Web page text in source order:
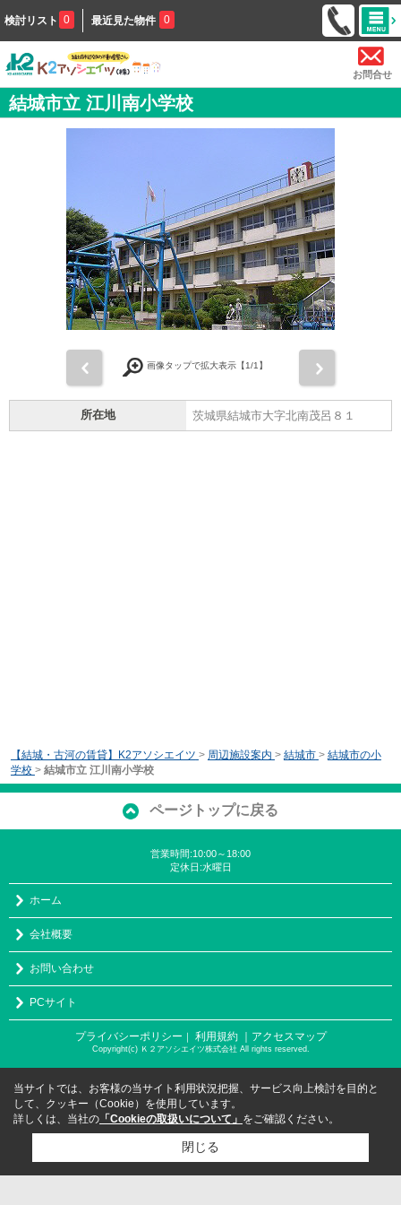
検討リスト 0 最近見た物件 0
お問合せ
結城市立 江川南小学校
画像タップで拡大表示【1/1】
所在地 茨城県結城市大字北南茂呂８１
【結城・古河の賃貸】K2アソシエイツ > 周辺施設案内 > 結城市 > 結城市の小
学校 > 結城市立 江川南小学校
ページトップに戻る
営業時間:10:00～18:00
定休日:水曜日
ホーム
会社概要
お問い合わせ
PCサイト
プライバシーポリシー ｜ 利用規約 ｜アクセスマップ
Copyright(c) Ｋ２アソシエイツ株式会社 All rights reserved.
当サイトでは、お客様の当サイト利用状況把握、サービス向上検討を目的と
して、クッキー（Cookie）を使用しています。
詳しくは、当社の 「Cookieの取扱いについて」 をご確認ください。
閉じる